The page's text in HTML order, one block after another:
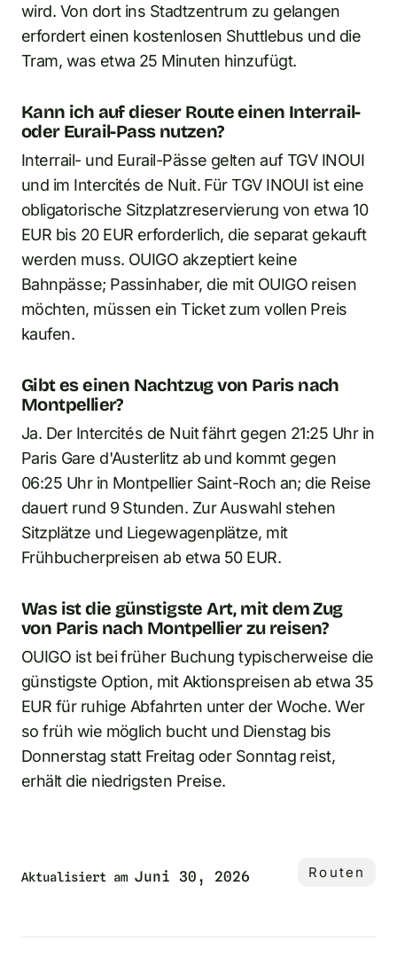
wird. Von dort ins Stadtzentrum zu gelangen
erfordert einen kostenlosen Shuttlebus und die
Tram, was etwa 25 Minuten hinzufügt.
Kann ich auf dieser Route einen Interrail-
oder Eurail-Pass nutzen?
Interrail- und Eurail-Pässe gelten auf TGV INOUI
und im Intercités de Nuit. Für TGV INOUI ist eine
obligatorische Sitzplatzreservierung von etwa 10
EUR bis 20 EUR erforderlich, die separat gekauft
werden muss. OUIGO akzeptiert keine
Bahnpässe; Passinhaber, die mit OUIGO reisen
möchten, müssen ein Ticket zum vollen Preis
kaufen.
Gibt es einen Nachtzug von Paris nach
Montpellier?
Ja. Der Intercités de Nuit fährt gegen 21:25 Uhr in
Paris Gare d'Austerlitz ab und kommt gegen
06:25 Uhr in Montpellier Saint-Roch an; die Reise
dauert rund 9 Stunden. Zur Auswahl stehen
Sitzplätze und Liegewagenplätze, mit
Frühbucherpreisen ab etwa 50 EUR.
Was ist die günstigste Art, mit dem Zug
von Paris nach Montpellier zu reisen?
OUIGO ist bei früher Buchung typischerweise die
günstigste Option, mit Aktionspreisen ab etwa 35
EUR für ruhige Abfahrten unter der Woche. Wer
so früh wie möglich bucht und Dienstag bis
Donnerstag statt Freitag oder Sonntag reist,
erhält die niedrigsten Preise.
Aktualisiert am Juni 30, 2026 Routen